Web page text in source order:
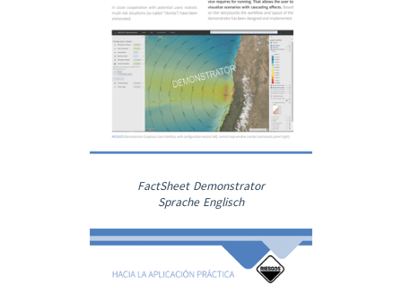
FactSheet Demonstrator
Sprache Englisch